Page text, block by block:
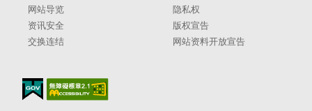
网站导览
隐私权
资讯安全
版权宣告
交换连结
网站资料开放宣告